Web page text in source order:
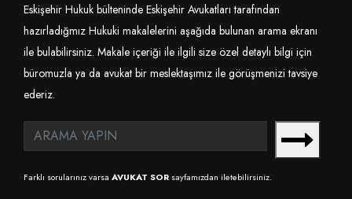
Eskişehir Hukuk bülteninde Eskişehir Avukatları tarafından
hazırladığmız Hukuki makalelerini aşağıda bulunan arama ekranı
ile bulabilirsiniz. Makale içeriği ile ilgili size özel detaylı bilgi için
büromuzla ya da avukat bir meslektaşımız ile görüşmenizi tavsiye
ederiz.
Farklı sorularınız varsa AVUKAT SOR sayfamızdan iletebilirsiniz.